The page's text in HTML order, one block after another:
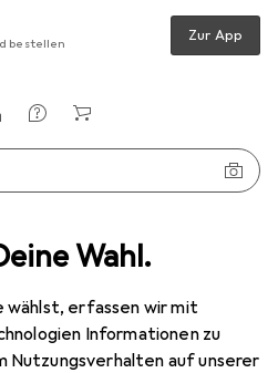
Wahl.
wählst, erfassen wir mit
Informationen zu
Nutzungsverhalten auf unserer
bestellen Zur App
Eurolite Filterrahmen LED THA sw